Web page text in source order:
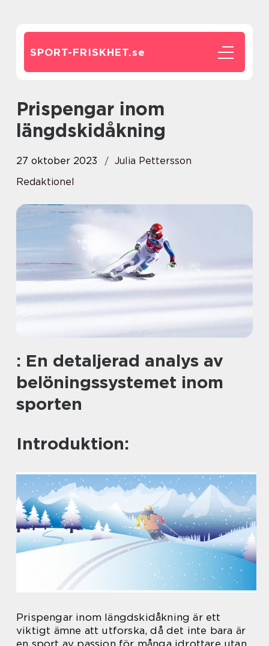
SPORT-FRISKHET.se
Prispengar inom
längdskidåkning
27 oktober 2023
Julia Pettersson
Redaktionel
: En detaljerad analys av
belöningssystemet inom
sporten
Introduktion:
Prispengar inom längdskidåkning är ett
viktigt ämne att utforska, då det inte bara är
en sport av passion för många idrottare utan